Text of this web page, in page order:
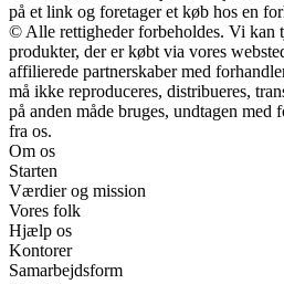
på et link og foretager et køb hos en
© Alle rettigheder forbeholdes. Vi kan
produkter, der er købt via vores
affilierede partnerskaber med
må ikke reproduceres, distribueres,
på anden måde bruges, undtagen
fra os.
Om os
Starten
Værdier og mission
Vores folk
Hjælp os
Kontorer
Samarbejdsform